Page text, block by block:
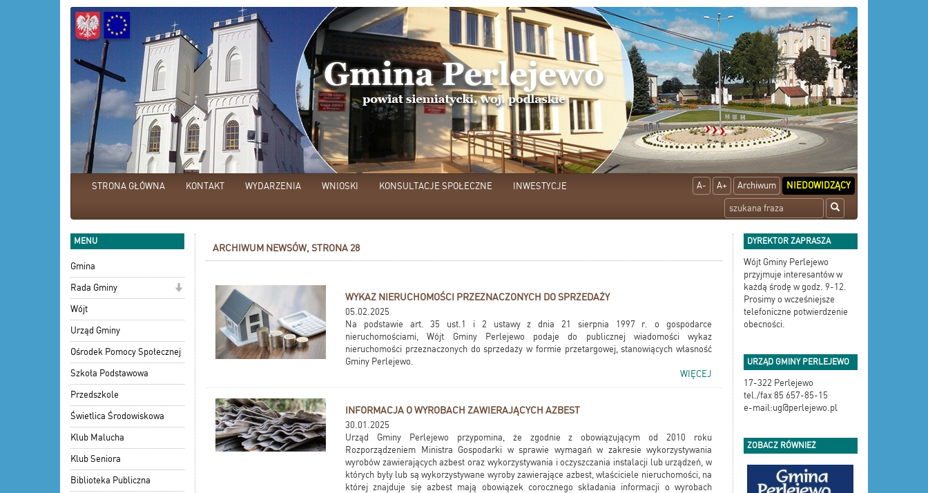
STRONA GŁÓWNA KONTAKT WYDARZENIA WNIOSKI KONSULTACJE SPOŁECZNE INWESTYCJE A- A+ Archiwum NIEDOWIDZĄCY
MENU
Gmina
Rada Gminy
Wójt
Urząd Gminy
Ośrodek Pomocy Społecznej
Szkoła Podstawowa
Przedszkole
Świetlica Środowiskowa
Klub Malucha
Klub Seniora
Biblioteka Publiczna
ARCHIWUM NEWSÓW, STRONA 28
WYKAZ NIERUCHOMOŚCI PRZEZNACZONYCH DO SPRZEDAŻY
05.02.2025
Na podstawie art. 35 ust.1 i 2 ustawy z dnia 21 sierpnia 1997 r. o gospodarce
nieruchomościami, Wójt Gminy Perlejewo podaje do publicznej wiadomości wykaz
nieruchomości przeznaczonych do sprzedaży w formie przetargowej, stanowiących własność
Gminy Perlejewo.
WIĘCEJ
INFORMACJA O WYROBACH ZAWIERAJĄCYCH AZBEST
30.01.2025
Urząd Gminy Perlejewo przypomina, że zgodnie z obowiązującym od 2010 roku
Rozporządzeniem Ministra Gospodarki w sprawie wymagań w zakresie wykorzystywania
wyrobów zawierających azbest oraz wykorzystywania i oczyszczania instalacji lub urządzeń, w
których były lub są wykorzystywane wyroby zawierające azbest, właściciele nieruchomości, na
której znajduje się azbest mają obowiązek corocznego składania informacji o wyrobach
DYREKTOR ZAPRASZA
Wójt Gminy Perlejewo
przyjmuje interesantów w
każdą środę w godz. 9-12.
Prosimy o wcześniejsze
telefoniczne potwierdzenie
obecności.
URZĄD GMINY PERLEJEWO
17-322 Perlejewo
tel./fax 85 657-85-15
e-mail:ug@perlejewo.pl
ZOBACZ RÓWNIEŻ